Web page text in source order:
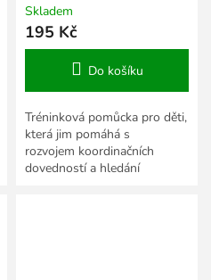
Skladem
195 Kč
Do košíku
Tréninková pomůcka pro děti,
která jim pomáhá s
rozvojem koordinačních
dovedností a hledání